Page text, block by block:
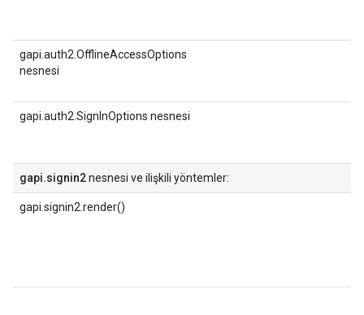
gapi.auth2.OfflineAccessOptions
nesnesi
gapi.auth2.SignInOptions nesnesi
gapi.signin2nesnesi ve ilişkili yöntemler:
gapi.signin2.render()